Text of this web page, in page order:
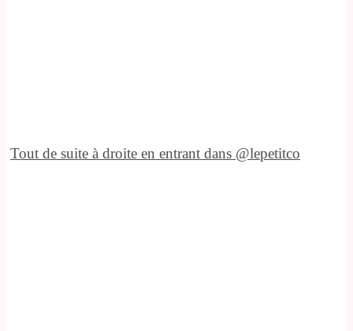
Tout de suite à droite en entrant dans @lepetitco